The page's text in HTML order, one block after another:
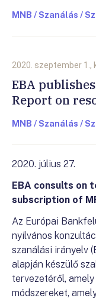
MNB / Szanálás /
2020. szeptember 1.,
EBA
Report on
MNB / Szanálás /
2020. július 27.
EBA consults on
subscription of
Az Európai
nyilvános
szanálási irányelv
alapján készülő
tervezetéről,
módszereket,